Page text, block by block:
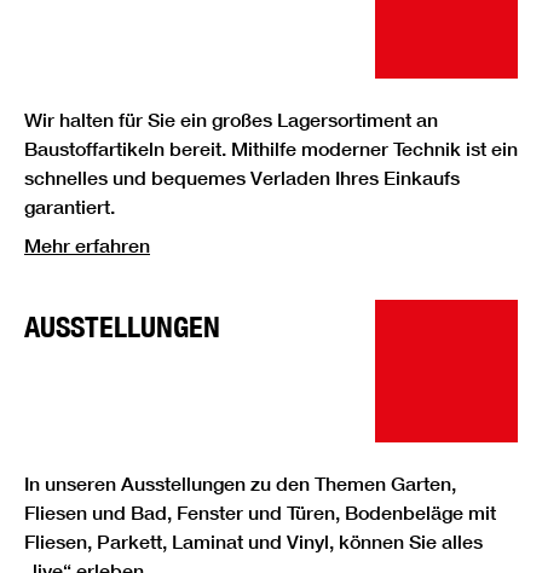
Wir halten für Sie ein großes Lagersortiment an
Baustoffartikeln bereit. Mithilfe moderner Technik ist ein
schnelles und bequemes Verladen Ihres Einkaufs
garantiert.
Mehr erfahren
AUSSTELLUNGEN
In unseren Ausstellungen zu den Themen Garten,
Fliesen und Bad, Fenster und Türen, Bodenbeläge mit
Fliesen, Parkett, Laminat und Vinyl, können Sie alles